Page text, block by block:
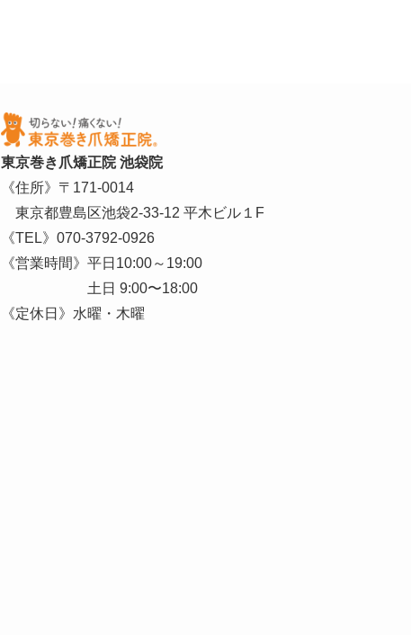
東京巻き爪矯正院 池袋院
《住所》〒171-0014
東京都豊島区池袋2-33-12 平木ビル１F
《TEL》 070-3792-0926
《営業時間》平日10:00～19:00
土日 9:00〜18:00
《定休日》水曜・木曜